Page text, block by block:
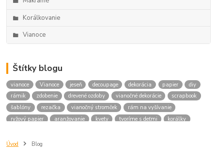
Korálkovanie
Vianoce
Štítky blogu
vianoce Vianoce jeseň decoupage dekorácia papier
diy
rámik
zdobenie drevené ozdoby vianočné dekorácie
scrapbook
šablóny
rezačka vianočný stromček
rám na vyšívanie
ryžový papier
aranžovanie kvety tvoríme s deťmi
korálky
príadza
dekorácie
Úvod Blog